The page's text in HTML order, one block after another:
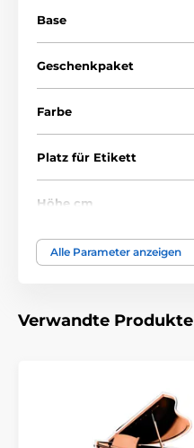
Base
Geschenkpaket
Farbe
Platz für Etikett
Höhe cm
Thema
Alle Parameter anzeigen
Verwandte Produkte